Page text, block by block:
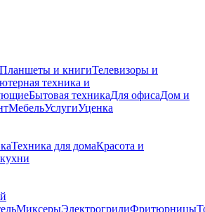
Планшеты и книгиТелевизоры и
техника и
Бытовая техникаДля офисаДом и
МебельУслугиУценка
Техника для домаКрасота и
МиксерыЭлектрогрилиФритюрницы